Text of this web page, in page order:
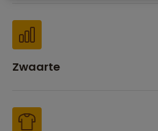
Zwaarte